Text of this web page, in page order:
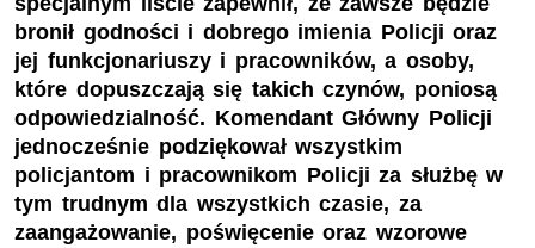
bronił godności i dobrego imienia Policji oraz
jej funkcjonariuszy i pracowników, a osoby,
które dopuszczają się takich czynów, poniosą
odpowiedzialność. Komendant Główny Policji
jednocześnie podziękował wszystkim
policjantom i pracownikom Policji za służbę w
tym trudnym dla wszystkich czasie, za
zaangażowanie, poświęcenie oraz wzorowe